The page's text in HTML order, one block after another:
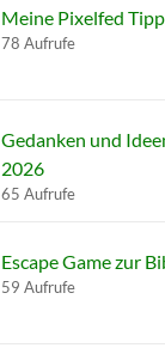
Meine Pixelfed
78 Aufrufe
Gedanken und
2026
65 Aufrufe
Escape Game zur
59 Aufrufe